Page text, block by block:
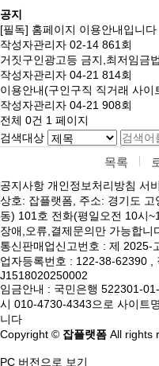
공지
[필독] 홈페이지 이용안내입니다
작성자관리자 02-14 861 회
거짓구인광고등 금지,최저임금
작성자관리자 04-21 814회
이용안내(구인구직 직거래 사이
작성자관리자 04-21 908회
전체 0건 1 페이지
검색대상
목록
공지사항 개인정보처리방침 서
상호: 잡플랫폼, 주소: 경기도
동) 101호 전화(평일오전 10시
장애,오류,결제문의만 가능합
통신판매업신고번호 : 제 2025-
업자등록번호 : 122-38-62390 ,
J1518020250002
임금안내 : 국민은행 522301-
시 010-4730-4343으로 사이트
니다
Copyright © 잡플랫폼 All rights
PC 버전으로 보기